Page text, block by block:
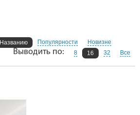
Названию Популярности Новизне
Выводить по: 8 16 32 Все